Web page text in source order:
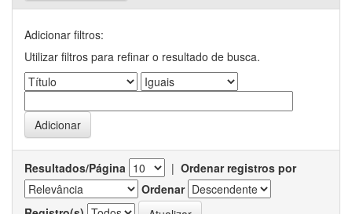
Adicionar filtros:
Utilizar filtros para refinar o resultado de busca.
Resultados/Página | Ordenar registros por
Ordenar